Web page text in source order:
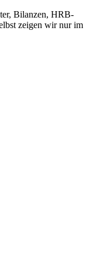
Bilanzen, HRB-
zeigen wir nur im